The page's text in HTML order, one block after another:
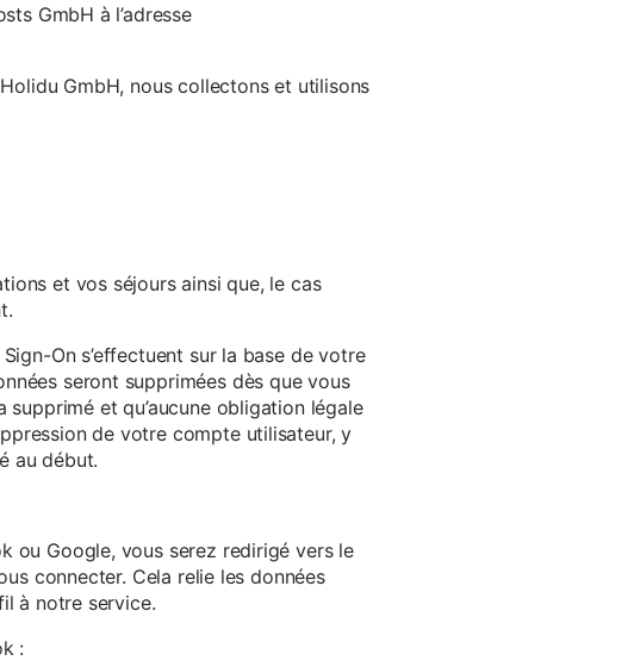
GmbH à l’adresse
GmbH, nous collectons et utilisons
et vos séjours ainsi que, le cas
On s’effectuent sur la base de votre
seront supprimées dès que vous
et qu’aucune obligation légale
de votre compte utilisateur, y
au début.
ou Google, vous serez redirigé vers le
connecter. Cela relie les données
à notre service.
: